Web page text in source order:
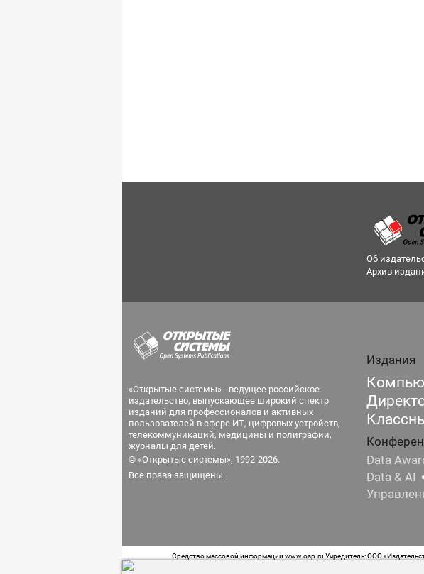
Об
Архив
«Открытые системы» - ведущее российское
издательство, выпускающее широкий спектр
изданий для профессионалов и активных
пользователей в сфере ИТ, цифровых устройств,
телекоммуникаций, медицины и полиграфии,
журналы для детей.
© «Открытые системы», 1992-2026.
Все права защищены.
Издания
Data
Data & AI
Средство массовой информации www.osp.ru Учредитель: ООО